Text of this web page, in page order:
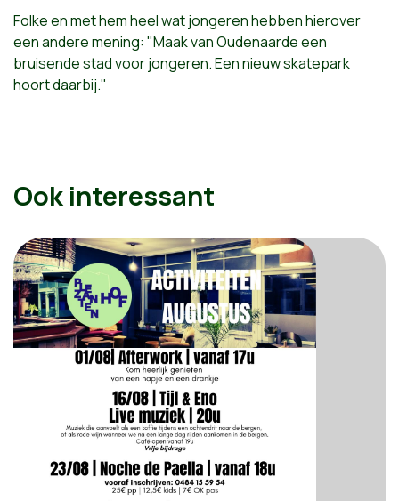
Folke en met hem heel wat jongeren hebben hierover
een andere mening: "Maak van Oudenaarde een
bruisende stad voor jongeren. Een nieuw skatepark
hoort daarbij."
Ook interessant